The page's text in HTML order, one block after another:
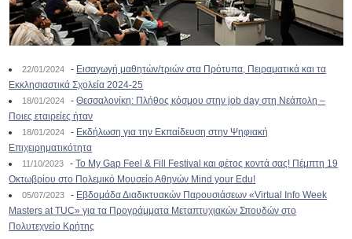
22/01/2024 - Εισαγωγή μαθητών/τριών στα Πρότυπα, Πειραματικά και τα
Εκκλησιαστικά Σχολεία 2024-25
18/01/2024 -Θεσσαλονίκη: Πλήθος κόσμου στην job day στη Νεάπολη –
Ποιες εταιρείες ήταν
18/01/2024 - Εκδήλωση για την Εκπαίδευση στην Ψηφιακή
Επιχειρηματικότητα
11/10/2023 -To My Gap Feel & Fill Festival και φέτος κοντά σας! Πέμπτη 19
Οκτωβρίου στο Πολεμικό Μουσείο Αθηνών Mind your Edu!
05/07/2023 - Εβδομάδα Διαδικτυακών Παρουσιάσεων «Virtual Info Week
Masters at TUC» για τα Προγράμματα Μεταπτυχιακών Σπουδών στο
Πολυτεχνείο Κρήτης